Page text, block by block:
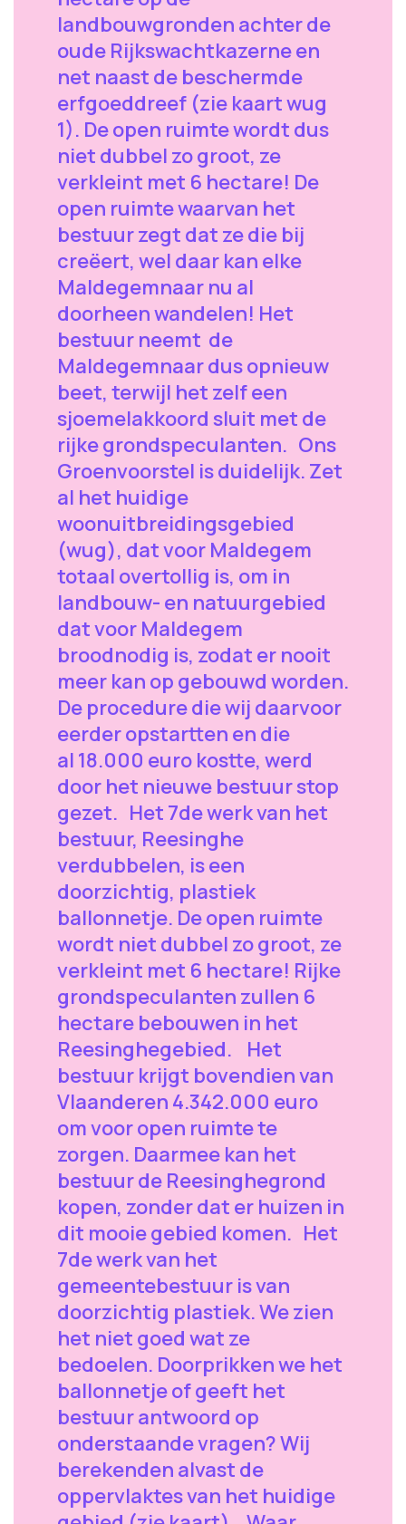
landbouwgronden achter de
oude Rijkswachtkazerne en
net naast de beschermde
erfgoeddreef (zie kaart wug
1). De open ruimte wordt dus
niet dubbel zo groot, ze
verkleint met 6 hectare! De
open ruimte waarvan het
bestuur zegt dat ze die bij
creëert, wel daar kan elke
Maldegemnaar nu al
doorheen wandelen! Het
bestuur neemt de
Maldegemnaar dus opnieuw
beet, terwijl het zelf een
sjoemelakkoord sluit met de
rijke grondspeculanten. Ons
Groenvoorstel is duidelijk. Zet
al het huidige
woonuitbreidingsgebied
(wug), dat voor Maldegem
totaal overtollig is, om in
landbouw- en natuurgebied
dat voor Maldegem
broodnodig is, zodat er nooit
meer kan op gebouwd worden.
De procedure die wij daarvoor
eerder opstartten en die
al 18.000 euro kostte, werd
door het nieuwe bestuur stop
gezet. Het 7de werk van het
bestuur, Reesinghe
verdubbelen, is een
doorzichtig, plastiek
ballonnetje. De open ruimte
wordt niet dubbel zo groot, ze
verkleint met 6 hectare! Rijke
grondspeculanten zullen 6
hectare bebouwen in het
Reesinghegebied. Het
bestuur krijgt bovendien van
Vlaanderen 4.342.000 euro
om voor open ruimte te
zorgen. Daarmee kan het
bestuur de Reesinghegrond
kopen, zonder dat er huizen in
dit mooie gebied komen. Het
7de werk van het
gemeentebestuur is van
doorzichtig plastiek. We zien
het niet goed wat ze
bedoelen. Doorprikken we het
ballonnetje of geeft het
bestuur antwoord op
onderstaande vragen? Wij
berekenden alvast de
oppervlaktes van het huidige